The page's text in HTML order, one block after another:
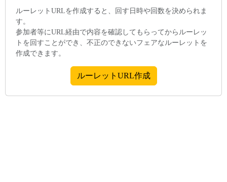
ルーレットURLを作成すると、回す日時や回数を決められま
す。
参加者等にURL経由で内容を確認してもらってからルーレッ
トを回すことができ、不正のできないフェアなルーレットを
作成できます。